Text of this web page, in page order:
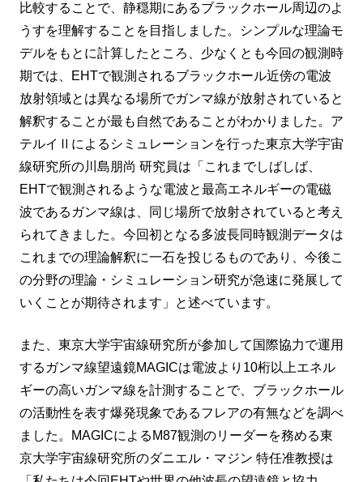
比較することで、静穏期にあるブラックホール周辺のよ
うすを理解することを目指しました。シンプルな理論モ
デルをもとに計算したところ、少なくとも今回の観測時
期では、EHTで観測されるブラックホール近傍の電波
放射領域とは異なる場所でガンマ線が放射されていると
解釈することが最も自然であることがわかりました。ア
テルイⅡによるシミュレーションを行った東京大学宇宙
線研究所の川島朋尚 研究員は「これまでしばしば、
EHTで観測されるような電波と最高エネルギーの電磁
波であるガンマ線は、同じ場所で放射されていると考え
られてきました。今回初となる多波長同時観測データは
これまでの理論解釈に一石を投じるものであり、今後こ
の分野の理論・シミュレーション研究が急速に発展して
いくことが期待されます」と述べています。
また、東京大学宇宙線研究所が参加して国際協力で運用
するガンマ線望遠鏡MAGICは電波より10桁以上エネル
ギーの高いガンマ線を計測することで、ブラックホール
の活動性を表す爆発現象であるフレアの有無などを調べ
ました。MAGICによるM87観測のリーダーを務める東
京大学宇宙線研究所のダニエル・マジン 特任准教授は